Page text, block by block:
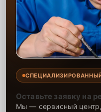
Оставьте заявку на
Мы — сервисный центр,